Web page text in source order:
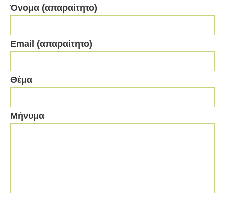
Όνομα (απαραίτητο)
Email (απαραίτητο)
Θέμα
Μήνυμα